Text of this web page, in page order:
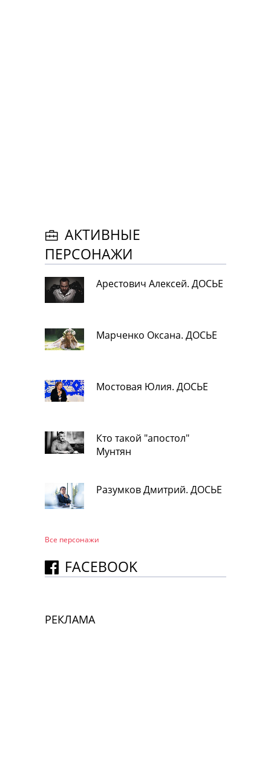
АКТИВНЫЕ
ПЕРСОНАЖИ
Арестович Алексей. ДОСЬЕ
Марченко Оксана. ДОСЬЕ
Мостовая Юлия. ДОСЬЕ
Кто такой "апостол"
Мунтян
Разумков Дмитрий. ДОСЬЕ
Все персонажи
FACEBOOK
РЕКЛАМА